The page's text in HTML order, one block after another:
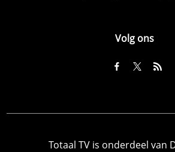
Volg ons
Totaal TV is onderdeel van